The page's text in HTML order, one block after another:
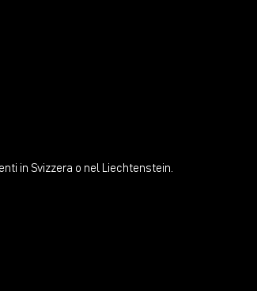
in Svizzera o nel Liechtenstein.